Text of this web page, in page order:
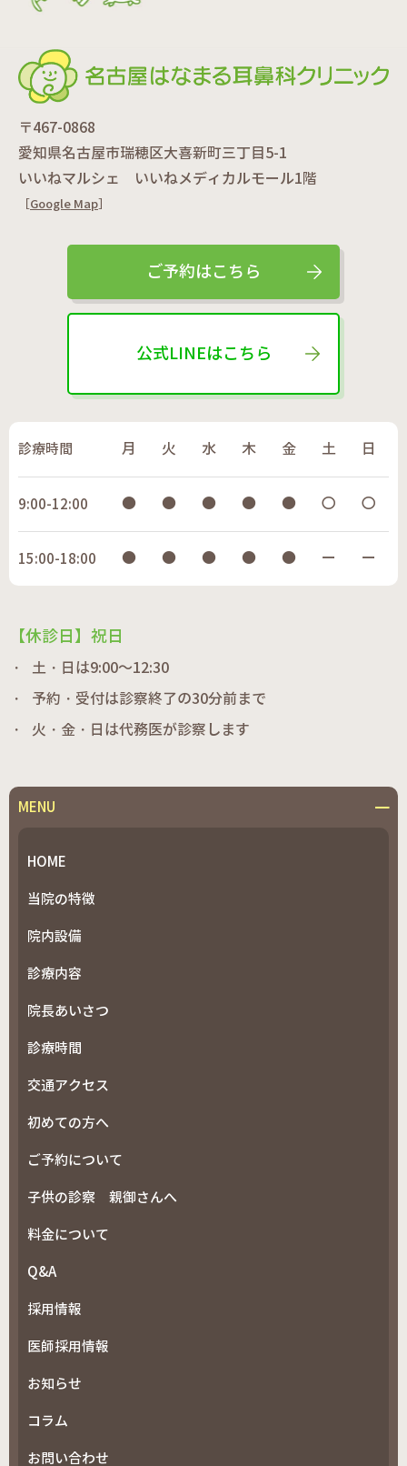
〒467-0868
愛知県名古屋市瑞穂区大喜新町三丁目5-1
いいねマルシェ いいねメディカルモール1階
［Google Map］
ご予約はこちら
公式LINEはこちら
診療時間 月 火 水 木 金 土 日
9:00-12:00 ● ● ● ● ● 〇 〇
15:00-18:00 ● ● ● ● ● ー ー
【休診日】祝日
土・日は9:00～12:30
予約・受付は診察終了の30分前まで
火・金・日は代務医が診察します
MENU
HOME
当院の特徴
院内設備
診療内容
院長あいさつ
診療時間
交通アクセス
初めての方へ
ご予約について
子供の診察 親御さんへ
料金について
Q&A
採用情報
医師採用情報
お知らせ
コラム
お問い合わせ